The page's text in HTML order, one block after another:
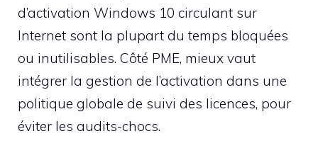
d’activation Windows 10 circulant sur
Internet sont la plupart du temps bloquées
ou inutilisables. Côté PME, mieux vaut
intégrer la gestion de l’activation dans une
politique globale de suivi des licences, pour
éviter les audits-chocs.